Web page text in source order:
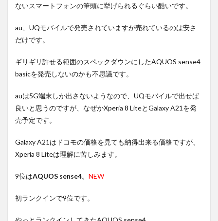
ないスマートフォンの筆頭に挙げられるぐらい酷いです。
au、UQモバイルで発売されていますが売れているのは安さ
だけです。
ギリギリ許せる範囲のスペックダウンにしたAQUOS sense4
basicを発売しないのかも不思議です。
auは5G端末しか出さないようなので、UQモバイルで出せば
良いと思うのですが、なぜかXperia 8 LiteとGalaxy A21を発
売予定です。
Galaxy A21はドコモの価格を見ても納得出来る価格ですが、
Xperia 8 Liteは理解に苦しみます。
9位はAQUOS sense4。 NEW
初ランクインで9位です。